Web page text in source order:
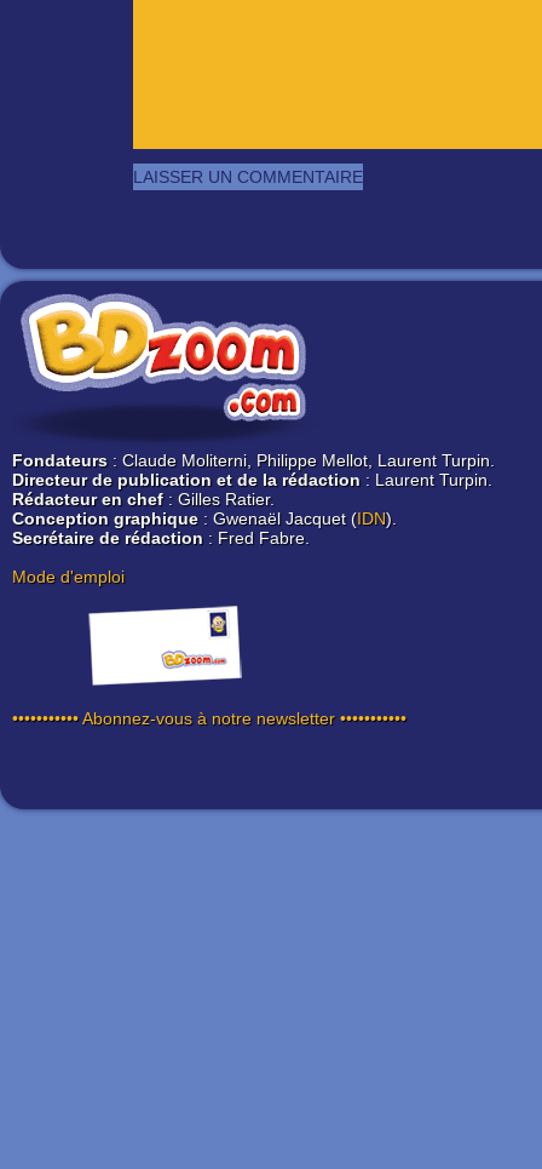
Fondateurs : Claude Moliterni, Philippe Mellot, Laurent Turpin.
Directeur de publication et de la rédaction : Laurent Turpin.
Rédacteur en chef: Gilles Ratier.
Conception graphique: Gwenaël Jacquet (IDN).
Secrétaire de rédaction : Fred Fabre.
Mode d'emploi
••••••••••• Abonnez-vous à notre newsletter •••••••••••